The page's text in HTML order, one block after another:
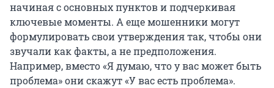
начиная с основных пунктов и подчеркивая
ключевые моменты. А еще мошенники могут
формулировать свои утверждения так, чтобы они
звучали как факты, а не предположения.
Например, вместо «Я думаю, что у вас может быть
проблема» они скажут «У вас есть проблема».